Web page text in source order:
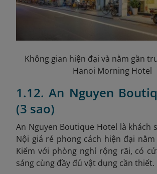
Không gian hiện đại và nằm gần
Hanoi Morning Hotel
1.12. An Nguyen
(3 sao)
An Nguyen Boutique Hotel là khách
Nội giá rẻ phong cách hiện đại
Kiếm với phòng nghỉ rộng rãi, có
sáng cùng đầy đủ vật dụng cần thiết.